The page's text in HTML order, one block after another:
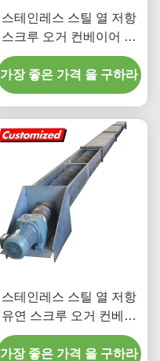
스테인레스 스틸 열 저항
스크루 오거 컨베이어 워
크 엘리베이터 사용자 정
의 차원
가장 좋은 가격 을 구하라
스테인레스 스틸 열 저항
유연 스크루 오거 컨베이
어
가장 좋은 가격 을 구하라